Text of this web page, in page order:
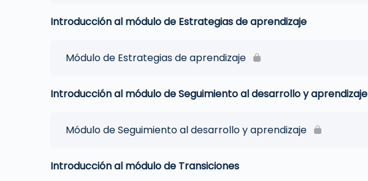
Introducción al módulo de Estrategias de aprendizaje
Módulo de Estrategias de aprendizaje
Introducción al módulo de Seguimiento al desarrollo y aprendizaje
Módulo de Seguimiento al desarrollo y aprendizaje
Introducción al módulo de Transiciones